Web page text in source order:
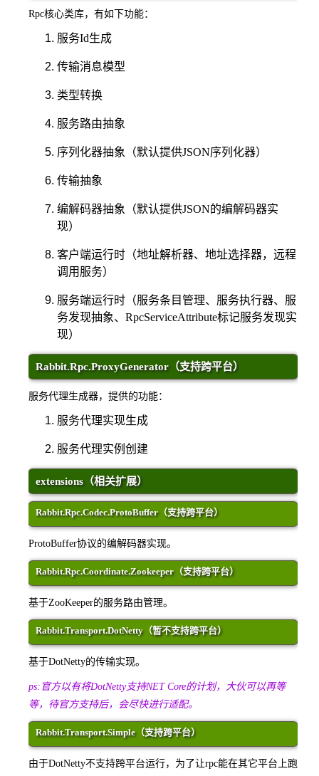
Rpc核心类库，有如下功能：
服务Id生成
传输消息模型
类型转换
服务路由抽象
序列化器抽象（默认提供JSON序列化器）
传输抽象
编解码器抽象（默认提供JSON的编解码器实
现）
客户端运行时（地址解析器、地址选择器，远程
调用服务）
服务端运行时（服务条目管理、服务执行器、服
务发现抽象、RpcServiceAttribute标记服务发现实
现）
Rabbit.Rpc.ProxyGenerator（支持跨平台）
服务代理生成器，提供的功能：
服务代理实现生成
服务代理实例创建
extensions（相关扩展）
Rabbit.Rpc.Codec.ProtoBuffer（支持跨平台）
ProtoBuffer协议的编解码器实现。
Rabbit.Rpc.Coordinate.Zookeeper（支持跨平台）
基于ZooKeeper的服务路由管理。
Rabbit.Transport.DotNetty（暂不支持跨平台）
基于DotNetty的传输实现。
ps:官方以有将DotNetty支持NET Core的计划，大伙可以再等
等，待官方支持后，会尽快进行适配。
Rabbit.Transport.Simple（支持跨平台）
由于DotNetty不支持跨平台运行，为了让rpc能在其它平台上跑